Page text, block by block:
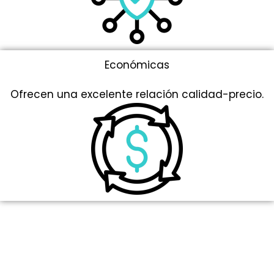
Económicas
Ofrecen una excelente relación calidad-precio.